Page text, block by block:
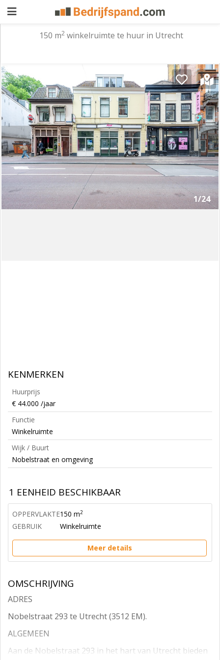
aanbieden
Pand
zoeken
Waarom
adverteren
Premium
adverteren
Blog
Registreren
Login
150 m2winkelruimte te huur in Utrecht
1/24
KENMERKEN
Huurprijs
€ 44.000 /jaar
Functie
Winkelruimte
Wijk / Buurt
Nobelstraat en omgeving
1 EENHEID BESCHIKBAAR
OPPERVLAKTE150 m2
GEBRUIK Winkelruimte
Meer details
OMSCHRIJVING
ADRES
Nobelstraat 293 te Utrecht (3512 EM).
ALGEMEEN
Aan de Nobelstraat 293 in het hart van Utrecht bieden